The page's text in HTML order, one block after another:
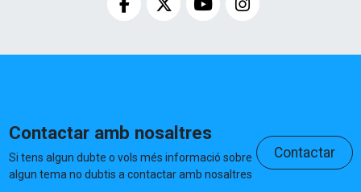
Contactar amb nosaltres
Si tens algun dubte o vols més informació sobre
algun tema no dubtis a contactar amb nosaltres
Contactar